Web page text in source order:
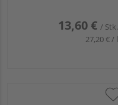
13,60 € / Stk.
27,20 € / l